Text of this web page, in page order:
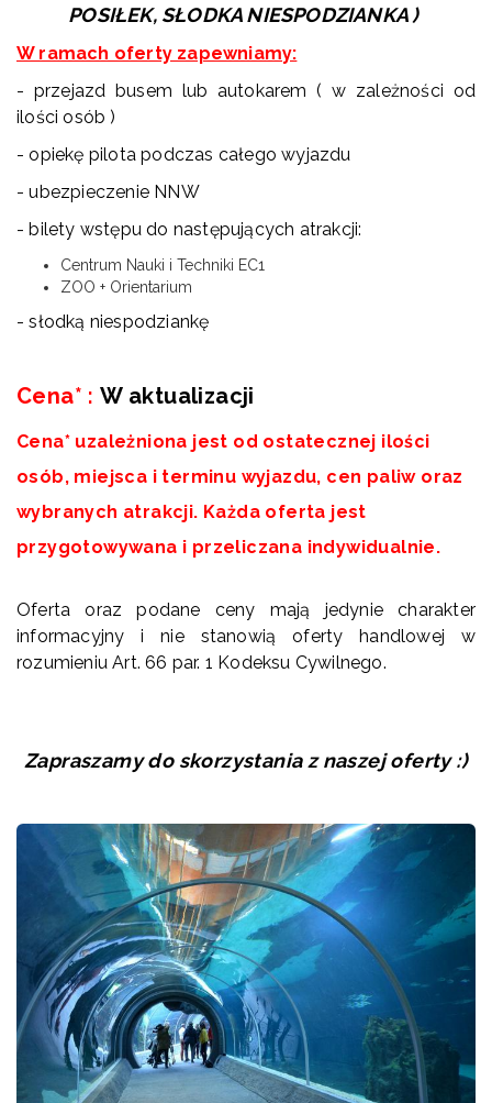
POSIŁEK, SŁODKA NIESPODZIANKA )
W ramach oferty zapewniamy:
- przejazd busem lub autokarem ( w zależności od
ilości osób )
- opiekę pilota podczas całego wyjazdu
- ubezpieczenie NNW
- bilety wstępu do następujących atrakcji:
Centrum Nauki i Techniki EC1
ZOO + Orientarium
- słodką niespodziankę
Cena* :W aktualizacji
Cena* uzależniona jest od ostatecznej ilości
osób, miejsca i terminu wyjazdu, cen paliw oraz
wybranych atrakcji. Każda oferta jest
przygotowywana i przeliczana indywidualnie.
Oferta oraz podane ceny mają jedynie charakter
informacyjny i nie stanowią oferty handlowej w
rozumieniu Art. 66 par. 1 Kodeksu Cywilnego.
Zapraszamy do skorzystania z naszej oferty :)